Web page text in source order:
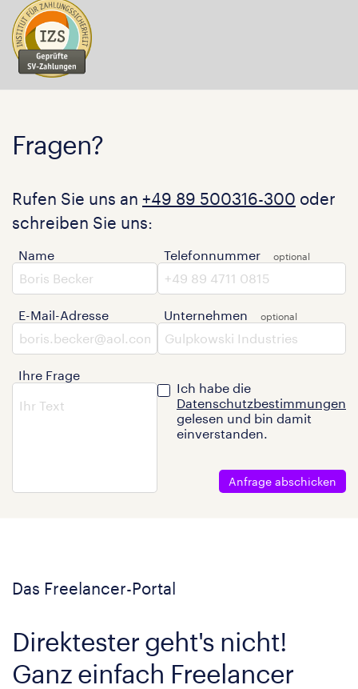
Fragen?
Rufen Sie uns an +49 89 500316-300 oder
schreiben Sie uns:
Name
E-Mail-Adresse
Ihre Frage
Telefonnummer
Unternehmen
Ich habe die
Datenschutzbestimmungen
gelesen und bin damit
einverstanden.
Anfrage abschicken
Das Freelancer-Portal
Direktester geht's nicht!
Ganz einfach Freelancer